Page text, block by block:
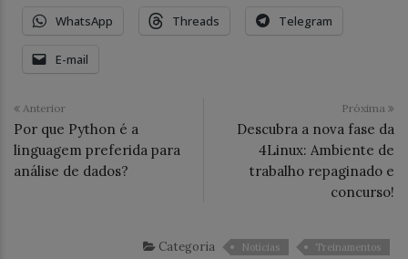
WhatsApp Threads Telegram
E-mail
Anterior
Por que Python é a
linguagem preferida para
análise de dados?
Próxima
Descubra a nova fase da
4Linux: Ambiente de
trabalho repaginado e
concurso!
Categoria Notícias Treinamentos